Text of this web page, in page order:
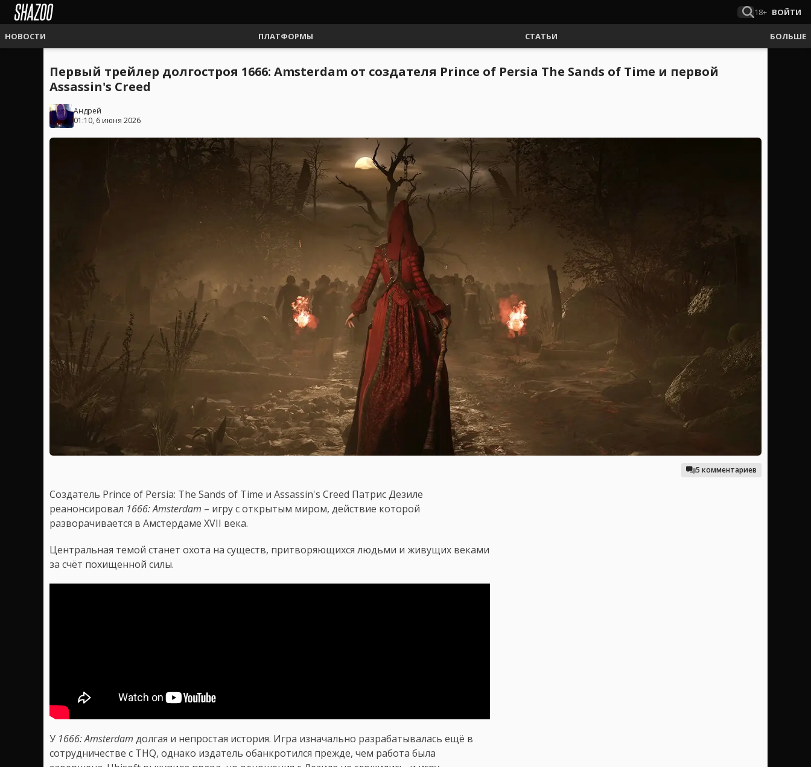
18+ ВОЙТИ
НОВОСТИ ПЛАТФОРМЫ СТАТЬИ БОЛЬШЕ
Первый трейлер долгостроя 1666: Amsterdam от создателя Prince of Persia The Sands of Time и первой
Assassin's Creed
Андрей
01:10, 6 июня 2026
5 комментариев
Создатель Prince of Persia: The Sands of Time и Assassin's Creed Патрис Дезиле
реанонсировал 1666: Amsterdam – игру с открытым миром, действие которой
разворачивается в Амстердаме XVII века.
Центральная темой станет охота на существ, притворяющихся людьми и живущих веками
за счёт похищенной силы.
У 1666: Amsterdam долгая и непростая история. Игра изначально разрабатывалась ещё в
сотрудничестве с THQ, однако издатель обанкротился прежде, чем работа была